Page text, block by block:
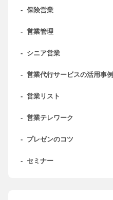
- 保険営業
- 営業管理
- シニア営業
- 営業代行サービスの活用事例
- 営業リスト
- 営業テレワーク
- プレゼンのコツ
- セミナー